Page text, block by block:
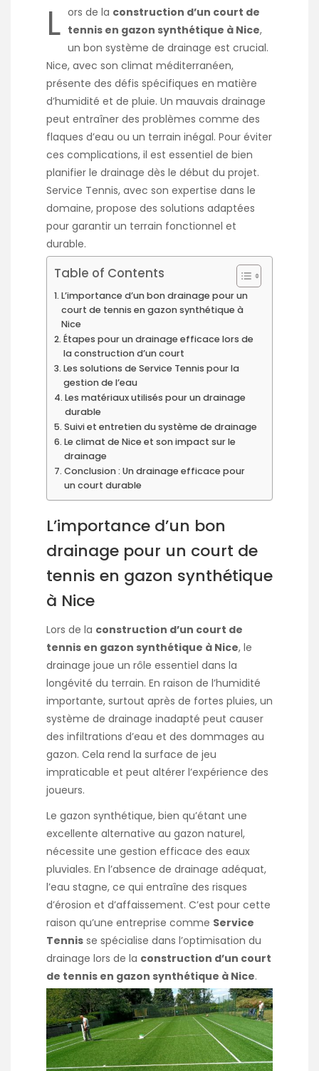
L ors de la construction d’un court de
tennis en gazon synthétique à Nice,
un bon système de drainage est crucial.
Nice, avec son climat méditerranéen,
présente des défis spécifiques en matière
d’humidité et de pluie. Un mauvais drainage
peut entraîner des problèmes comme des
flaques d’eau ou un terrain inégal. Pour éviter
ces complications, il est essentiel de bien
planifier le drainage dès le début du projet.
Service Tennis, avec son expertise dans le
domaine, propose des solutions adaptées
pour garantir un terrain fonctionnel et
durable.
Table of Contents
L’importance d’un bon drainage pour un
court de tennis en gazon synthétique à
Nice
Étapes pour un drainage efficace lors de
la construction d’un court
Les solutions de Service Tennis pour la
gestion de l’eau
Les matériaux utilisés pour un drainage
durable
Suivi et entretien du système de drainage
Le climat de Nice et son impact sur le
drainage
Conclusion : Un drainage efficace pour
un court durable
L’importance d’un bon
drainage pour un court de
tennis en gazon synthétique
à Nice
Lors de la construction d’un court de
tennis en gazon synthétique à Nice, le
drainage joue un rôle essentiel dans la
longévité du terrain. En raison de l’humidité
importante, surtout après de fortes pluies, un
système de drainage inadapté peut causer
des infiltrations d’eau et des dommages au
gazon. Cela rend la surface de jeu
impraticable et peut altérer l’expérience des
joueurs.
Le gazon synthétique, bien qu’étant une
excellente alternative au gazon naturel,
nécessite une gestion efficace des eaux
pluviales. En l’absence de drainage adéquat,
l’eau stagne, ce qui entraîne des risques
d’érosion et d’affaissement. C’est pour cette
raison qu’une entreprise comme Service
Tennis se spécialise dans l’optimisation du
drainage lors de la construction d’un court
de tennis en gazon synthétique à Nice.